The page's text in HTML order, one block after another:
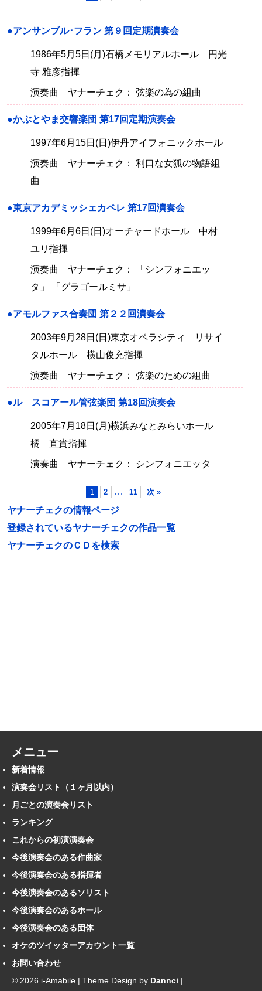
●アンサンブル･フラン 第９回定期演奏会
1986年5月5日(月)石橋メモリアルホール 円光
寺 雅彦指揮
演奏曲 ヤナーチェク： 弦楽の為の組曲
●かぶとやま交響楽団 第17回定期演奏会
1997年6月15日(日)伊丹アイフォニックホール
演奏曲 ヤナーチェク： 利口な女狐の物語組
曲
●東京アカデミッシェカペレ 第17回演奏会
1999年6月6日(日)オーチャードホール 中村
ユリ指揮
演奏曲 ヤナーチェク： 「シンフォニエッ
タ」 「グラゴールミサ」
●アモルファス合奏団 第２２回演奏会
2003年9月28日(日)東京オペラシティ リサイ
タルホール 横山俊充指揮
演奏曲 ヤナーチェク： 弦楽のための組曲
●ル スコアール管弦楽団 第18回演奏会
2005年7月18日(月)横浜みなとみらいホール
橘 直貴指揮
演奏曲 ヤナーチェク： シンフォニエッタ
1 2 … 11 次 »
ヤナーチェクの情報ページ
登録されているヤナーチェクの作品一覧
ヤナーチェクのＣＤを検索
メニュー
新着情報
演奏会リスト（１ヶ月以内）
月ごとの演奏会リスト
ランキング
これからの初演演奏会
今後演奏会のある作曲家
今後演奏会のある指揮者
今後演奏会のあるソリスト
今後演奏会のあるホール
今後演奏会のある団体
オケのツイッターアカウント一覧
お問い合わせ
© 2026 i-Amabile | Theme Design by Dannci |